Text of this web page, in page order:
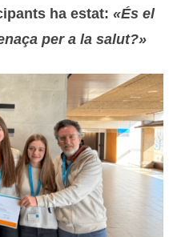
ha estat:«És el
per a la salut?»